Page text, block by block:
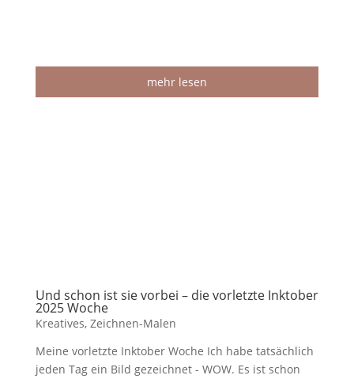
mehr lesen
Und schon ist sie vorbei – die vorletzte Inktober
2025 Woche
Kreatives, Zeichnen-Malen
Meine vorletzte Inktober Woche Ich habe tatsächlich
jeden Tag ein Bild gezeichnet - WOW. Es ist schon